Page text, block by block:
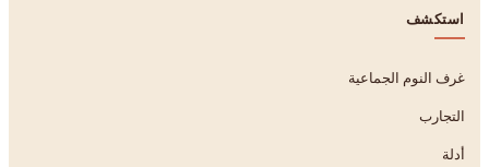
استكشف
غرف النوم الجماعية
التجارب
أدلة